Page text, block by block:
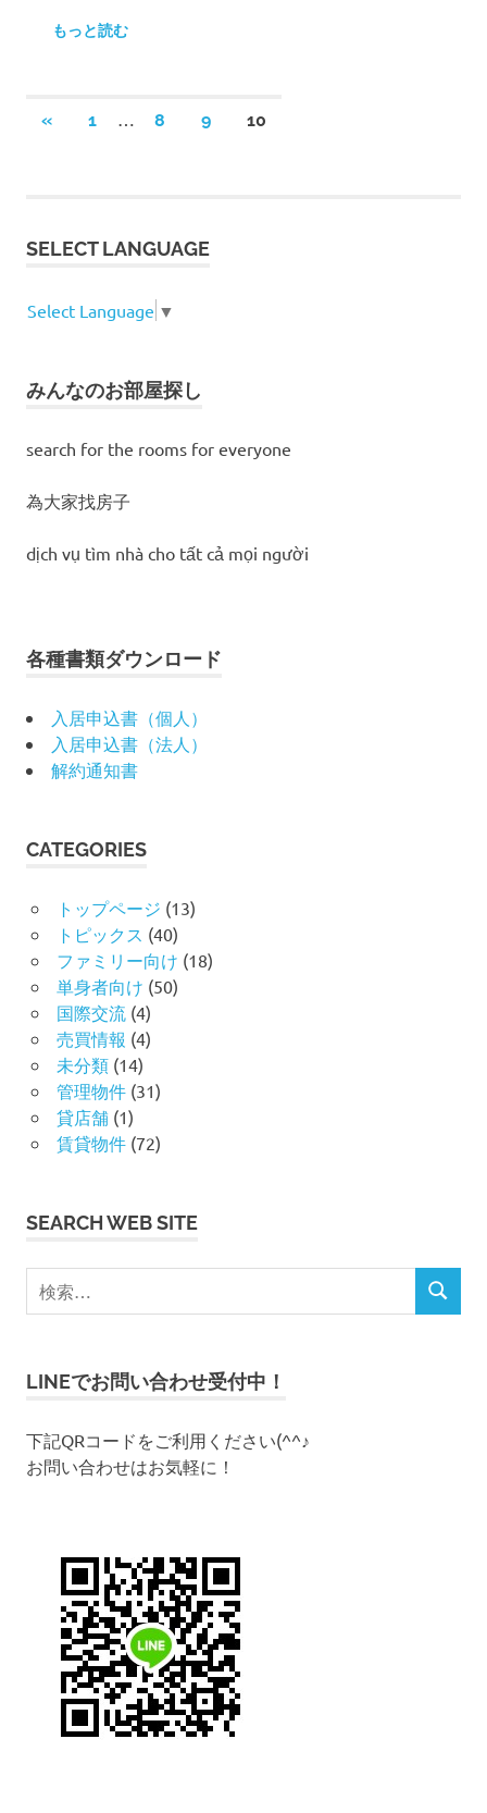
もっと読む
ナ
ゲ
ー
ョ
ン
« 1 … 8 9 10
SELECT LANGUAGE
Select Language ▼
みんなのお部屋探し
search for the rooms for everyone
為大家找房子
dịch vụ tìm nhà cho tất cả mọi người
各種書類ダウンロード
入居申込書（個人）
入居申込書（法人）
解約通知書
CATEGORIES
トップページ (13)
トピックス (40)
ファミリー向け (18)
単身者向け (50)
国際交流(4)
売買情報 (4)
未分類(14)
管理物件(31)
貸店舗(1)
賃貸物件(72)
SEARCH WEB SITE
検
索
:
検
LINEでお問い合わせ受付中！
下記QRコードをご利用ください(^^♪
お問い合わせはお気軽に！